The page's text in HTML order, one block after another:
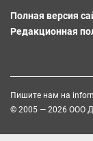
Полная версия
Редакционная
Пишите нам на
© 2005 — 2026 ООО